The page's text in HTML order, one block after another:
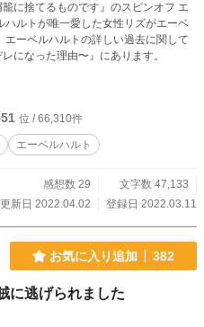
に捨てるものです』のスピンオフ エ
ルトが唯一愛した女性リズがエーベ
になった理由〜』にあります。
位 / 66,310件
エーベルハルト
感想数 29
文字数 47,133
新日 2022.04.02
登録日 2022.03.11
お気に入り追加 382
に逃げられました